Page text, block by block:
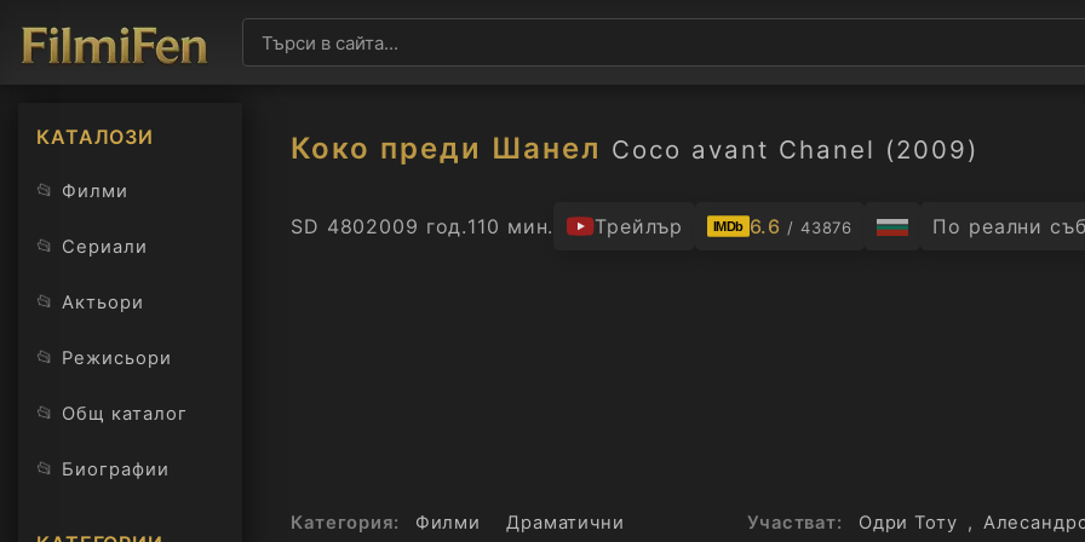
КАТАЛОЗИ
📂 Филми
📂 Сериали
📂 Актьори
📂 Режисьори
📂 Общ каталог
📂 Биографии
Коко преди Шанел Coco avant Chanel (2009)
SD 4802009 год.110 мин. Трейлър IMDb 6.6 / 43876 По реални
Категория: Филми
Драматични
Участват: Одри Тоту ,